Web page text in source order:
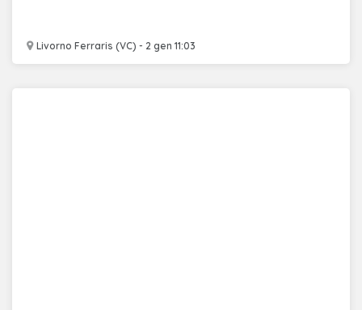
Livorno Ferraris (VC) - 2 gen 11:03